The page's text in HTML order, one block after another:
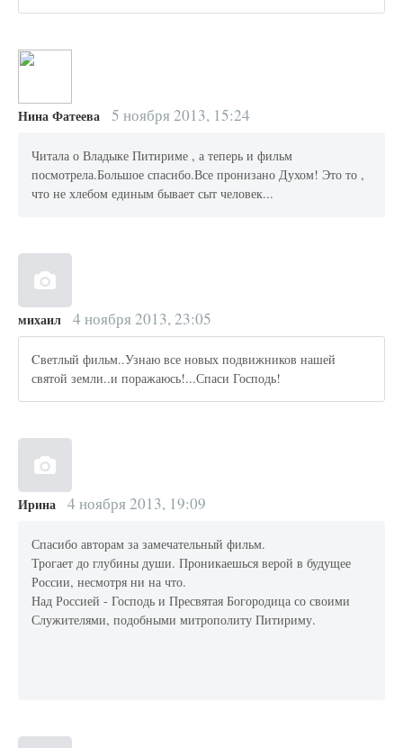
Нина Фатеева 5 ноября 2013, 15:24
Читала о Владыке Питириме , а теперь и фильм
посмотрела.Большое спасибо.Все пронизано Духом! Это то ,
что не хлебом единым бывает сыт человек...
михаил 4 ноября 2013, 23:05
Cветлый фильм..Узнаю все новых подвижников нашей
святой земли..и поражаюсь!...Спаси Господь!
Ирина 4 ноября 2013, 19:09
Спасибо авторам за замечательный фильм.
Трогает до глубины души. Проникаешься верой в будущее
России, несмотря ни на что.
Над Россией - Господь и Пресвятая Богородица со своими
Служителями, подобными митрополиту Питириму.